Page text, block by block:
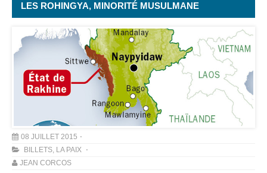
LES ROHINGYA, MINORITÉ MUSULMANE
PERSÉCUTÉE EN BIRMANIE
08 JUILLET 2015
BILLETS, LA PAIX
JEAN CORCOS